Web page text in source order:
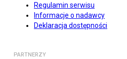
Regulamin serwisu
Informacje o nadawcy
Deklaracja dostępności
PARTNERZY